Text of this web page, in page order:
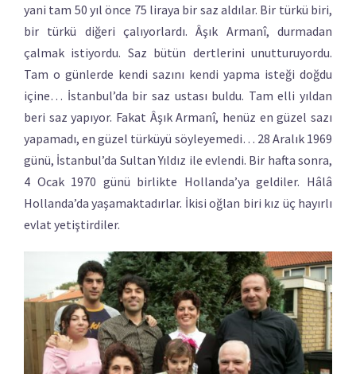
yani tam 50 yıl önce 75 liraya bir saz aldılar. Bir türkü biri,
bir türkü diğeri çalıyorlardı. Âşık Armanî, durmadan
çalmak istiyordu. Saz bütün dertlerini unutturuyordu.
Tam o günlerde kendi sazını kendi yapma isteği doğdu
içine… İstanbul’da bir saz ustası buldu. Tam elli yıldan
beri saz yapıyor. Fakat Âşık Armanî, henüz en güzel sazı
yapamadı, en güzel türküyü söyleyemedi… 28 Aralık 1969
günü, İstanbul’da Sultan Yıldız ile evlendi. Bir hafta sonra,
4 Ocak 1970 günü birlikte Hollanda’ya geldiler. Hâlâ
Hollanda’da yaşamaktadırlar. İkisi oğlan biri kız üç hayırlı
evlat yetiştirdiler.